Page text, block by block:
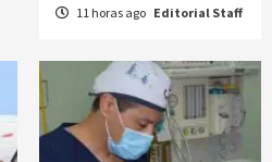
11 horas ago Editorial Staff